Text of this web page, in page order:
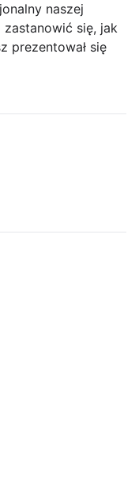
naszej
się, jak
prezentował się